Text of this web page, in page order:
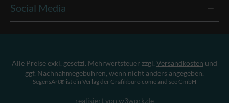
Social Media
Alle Preise exkl. gesetzl. Mehrwertsteuer zzgl. Versandkosten und
ggf. Nachnahmegebühren, wenn nicht anders angegeben.
SegensArt® ist ein Verlag der Grafikbüro come and see GmbH
realisiert von w3work.de